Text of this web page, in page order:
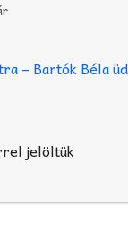
– Bartók Béla
jelöltük